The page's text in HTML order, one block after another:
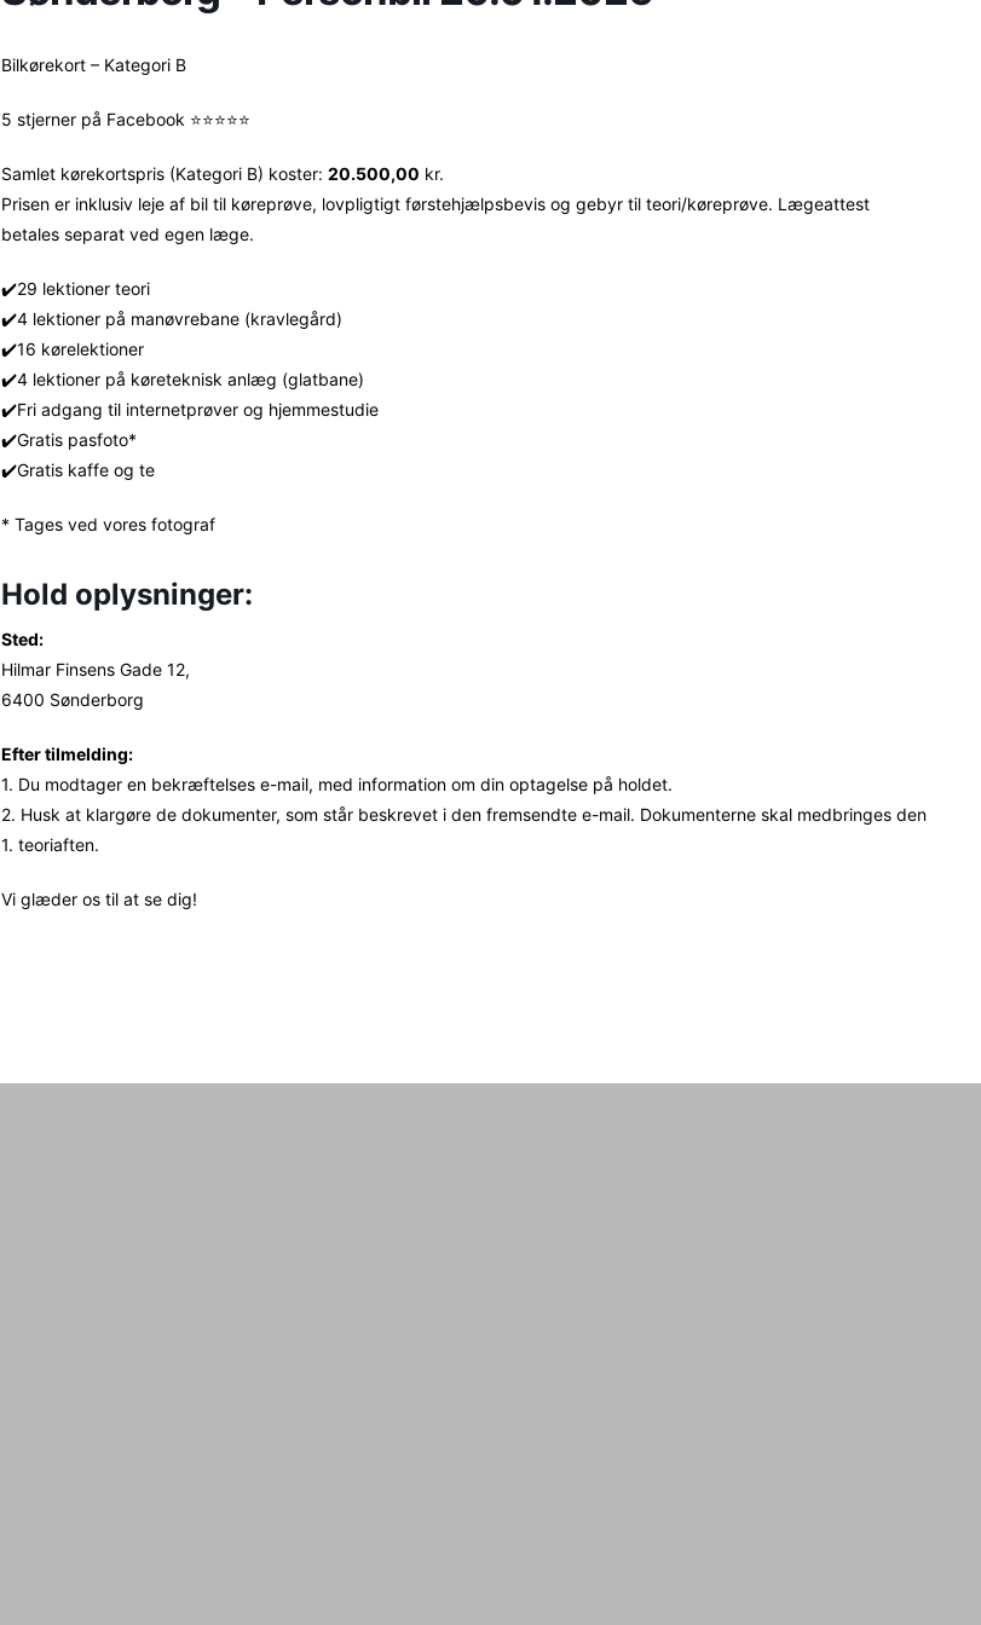
Bilkørekort – Kategori B
5 stjerner på Facebook ⭐⭐⭐⭐⭐
Samlet kørekortspris (Kategori B) koster: 20.500,00 kr.
Prisen er inklusiv leje af bil til køreprøve, lovpligtigt førstehjælpsbevis og gebyr til teori/køreprøve. Lægeattest
betales separat ved egen læge.
✔️29 lektioner teori
✔️4 lektioner på manøvrebane (kravlegård)
✔️16 kørelektioner
✔️4 lektioner på køreteknisk anlæg (glatbane)
✔️Fri adgang til internetprøver og hjemmestudie
✔️Gratis pasfoto*
✔️Gratis kaffe og te
* Tages ved vores fotograf
Hold oplysninger:
Sted:
Hilmar Finsens Gade 12,
6400 Sønderborg
Efter tilmelding:
1. Du modtager en bekræftelses e-mail, med information om din optagelse på holdet.
2. Husk at klargøre de dokumenter, som står beskrevet i den fremsendte e-mail. Dokumenterne skal medbringes den
1. teoriaften.
Vi glæder os til at se dig!